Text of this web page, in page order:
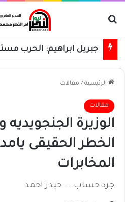
الرئيسية / مقالات
مقالات
الوزيرة الجنجويديه
الخطر الحقيقى
المخابرات
جرد حساب.... حيدر احمد